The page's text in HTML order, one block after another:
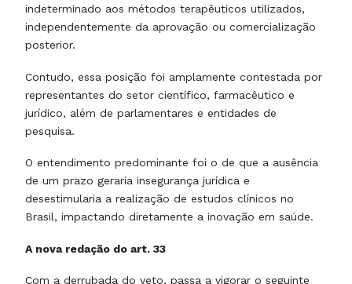
indeterminado aos métodos terapêuticos utilizados,
independentemente da aprovação ou comercialização
posterior.
Contudo, essa posição foi amplamente contestada por
representantes do setor científico, farmacêutico e
jurídico, além de parlamentares e entidades de
pesquisa.
O entendimento predominante foi o de que a ausência
de um prazo geraria insegurança jurídica e
desestimularia a realização de estudos clínicos no
Brasil, impactando diretamente a inovação em saúde.
A nova redação do art. 33
Com a derrubada do veto, passa a vigorar o seguinte